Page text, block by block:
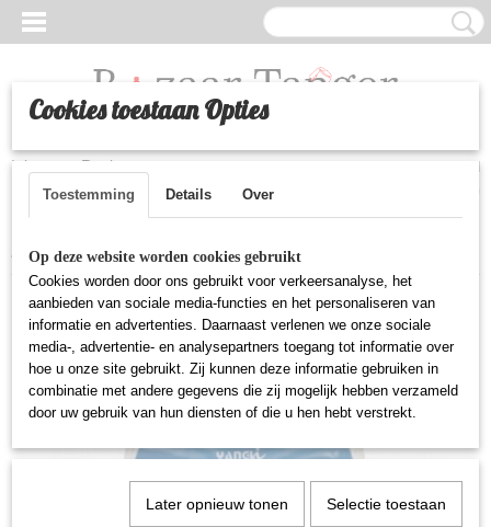
Inloggen Registreren
Home >Huishoudelijke artikelen>Koekjes snijder uitsteekset van 3
Cookies toestaan Opties
Toestemming Details Over
Op deze website worden cookies gebruikt
Cookies worden door ons gebruikt voor verkeersanalyse, het
aanbieden van sociale media-functies en het personaliseren van
informatie en advertenties. Daarnaast verlenen we onze sociale
media-, advertentie- en analysepartners toegang tot informatie over
hoe u onze site gebruikt. Zij kunnen deze informatie gebruiken in
combinatie met andere gegevens die zij mogelijk hebben verzameld
door uw gebruik van hun diensten of die u hen hebt verstrekt.
Later opnieuw tonen Selectie toestaan